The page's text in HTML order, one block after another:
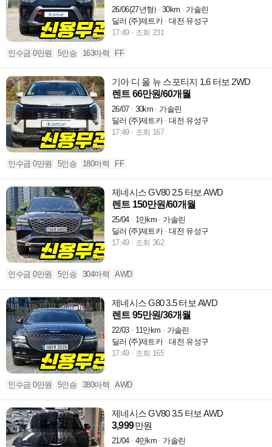
26/06(27년형) 30km
가솔린
딜러 (주)제트카
대전 유성구
17:49
조회 231
인수금 0만원 5인승 163마력 FF
기아 디 올 뉴 스포티지 1.6 터보 2WD
렌트 66만원/60개월
26/07 30km
가솔린
딜러 (주)제트카
대전 유성구
17:49
조회 167
인수금 0만원 5인승 180마력 FF
제네시스 GV80 2.5 터보 AWD
렌트 150만원/60개월
25/04 1만km
가솔린
딜러 (주)제트카
대전 유성구
17:49
조회 362
인수금 0만원 5인승 304마력 AWD
제네시스 G80 3.5 터보 AWD
렌트 95만원/36개월
22/03 11만km
가솔린
딜러 (주)제트카
대전 유성구
17:49
조회 165
인수금 0만원 5인승 380마력 AWD
제네시스 GV80 3.5 터보 AWD
3,999만원
21/04 4만km
가솔린